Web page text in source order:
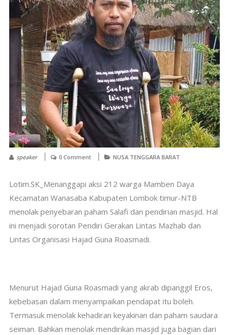
speaker 0 Comment NUSA TENGGARA BARAT
Lotim.SK_Menanggapi aksi 212 warga Mamben Daya
Kecamatan Wanasaba Kabupaten Lombok timur-NTB
menolak penyebaran paham Salafi dan pendirian masjid. Hal
ini menjadi sorotan Pendiri Gerakan Lintas Mazhab dan
Lintas Organisasi Hajad Guna Roasmadi.
Menurut Hajad Guna Roasmadi yang akrab dipanggil Eros,
kebebasan dalam menyampaikan pendapat itu boleh.
Termasuk menolak kehadiran keyakinan dan paham saudara
seiman. Bahkan menolak mendirikan masjid juga bagian dari